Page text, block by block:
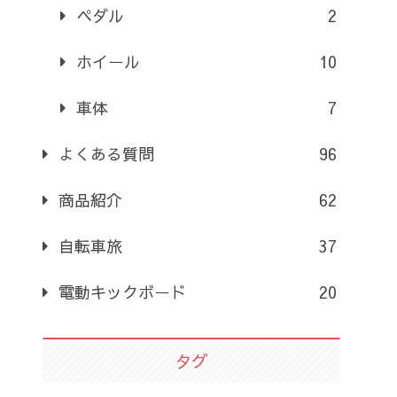
ペダル 2
ホイール 10
車体 7
よくある質問 96
商品紹介 62
自転車旅 37
電動キックボード 20
タグ